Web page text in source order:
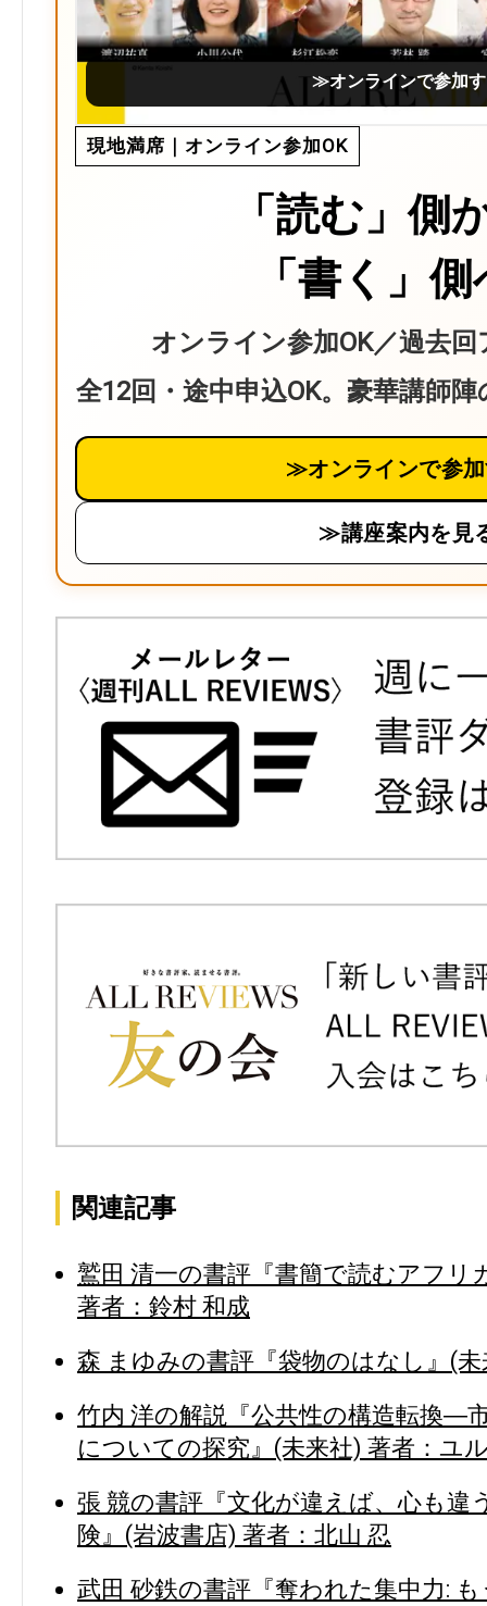
≫オンラインで参加
現地満席｜オンライン参加OK
「読む」側
「書く」
オンライン参加OK／過去
全12回・途中申込OK。豪華講師
≫オンラインで参
≫講座案内を見
関連記事
鷲田 清一の書評『書簡で読むアフリ
著者：鈴村 和成
森 まゆみの書評『袋物のはなし』(
竹内 洋の解説『公共性の構造転換―
についての探究』(未来社) 著者：ユ
張 競の書評『文化が違えば、心も違
険』(岩波書店) 著者：北山 忍
武田 砂鉄の書評『奪われた集中力: